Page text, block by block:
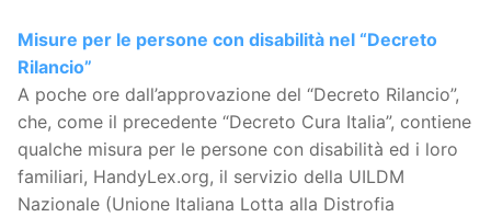
Misure per le persone con disabilità nel “Decreto
Rilancio”
A poche ore dall’approvazione del “Decreto Rilancio”,
che, come il precedente “Decreto Cura Italia”, contiene
qualche misura per le persone con disabilità ed i loro
familiari, HandyLex.org, il servizio della UILDM
Nazionale (Unione Italiana Lotta alla Distrofia